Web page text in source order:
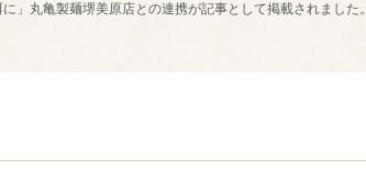
に」丸亀製麺堺美原店との連携が記事として掲載されました。